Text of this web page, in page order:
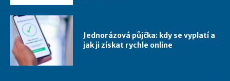
Jednorázová půjčka: kdy se vyplatí a
jak ji získat rychle online